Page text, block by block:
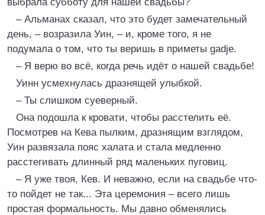
– Альманах сказал, что это будет замечательный
день, – возразила Уин, – и, кроме того, я не
подумала о том, что ты веришь в приметы gadje.
– Я верю во всё, когда речь идёт о нашей свадьбе!
Уинн усмехнулась дразнящей улыбкой.
– Ты слишком суеверный.
Она подошла к кровати, чтобы расстелить её.
Посмотрев на Кева пылким, дразнящим взглядом,
Уин развязала пояс халата и стала медленно
расстегивать длинный ряд маленьких пуговиц.
– Я уже твоя, Кев. И неважно, если на свадьбе что-
то пойдет не так... Эта церемония – всего лишь
простая формальность. Мы давно обменялись